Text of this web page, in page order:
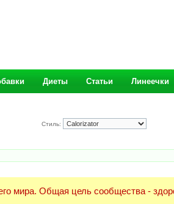
Диеты Статьи Линеечки
Стиль:
мира. Общая цель сообщества -